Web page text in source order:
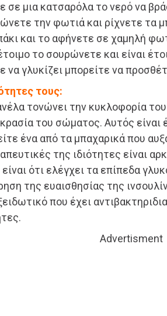
σε μια κατσαρόλα το νερό να
την φωτιά και ρίχνετε τα
και το αφήνετε σε χαμηλή
το σουρώνετε και είναι
να γλυκίζει μπορείτε να
τους:
τονώνει την κυκλοφορία του
του σώματος. Αυτός είναι
ένα από τα μπαχαρικά που
της ιδιότητες είναι
ότι ελέγχει τα επίπεδα
της ευαισθησίας της
που έχει
Advertisment